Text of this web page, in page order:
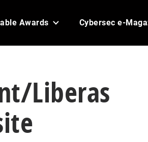
Awards Cybersec e-
Liberas